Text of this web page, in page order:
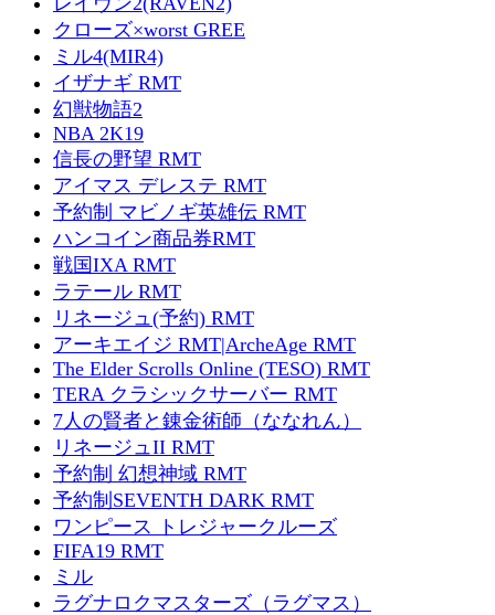
クローズ×worst GREE
ミル4(MIR4)
イザナギ RMT
幻獣物語2
NBA 2K19
信長の野望 RMT
アイマス デレステ RMT
予約制 マビノギ英雄伝 RMT
ハンコイン商品券RMT
戦国IXA RMT
ラテール RMT
リネージュ(予約) RMT
アーキエイジ RMT|ArcheAge RMT
The Elder Scrolls Online (TESO) RMT
TERA クラシックサーバー RMT
7人の賢者と錬金術師（ななれん）
リネージュII RMT
予約制 幻想神域 RMT
予約制SEVENTH DARK RMT
ワンピース トレジャークルーズ
FIFA19 RMT
ミル
ラグナロクマスターズ（ラグマス）